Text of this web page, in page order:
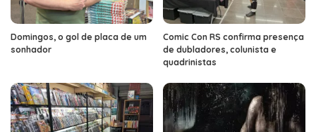
Domingos, o gol de placa de um
sonhador
Comic Con RS confirma presença
de dubladores, colunista e
quadrinistas